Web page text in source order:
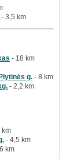
- 3,5 km
- 18 km
g. - 8 km
- 2,2 km
km
- 4,5 km
km